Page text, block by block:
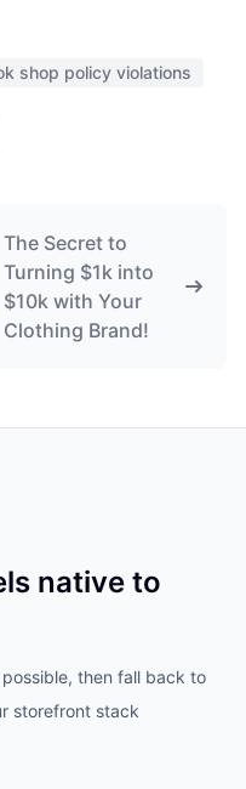
shop policy violations
The Secret to
Turning $1k into
$10k with Your
Clothing Brand!
native to
then fall back to
storefront stack